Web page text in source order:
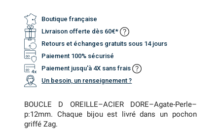
Boutique française
Livraison offerte dès 60€*
Retours et échanges gratuits sous 14 jours
Paiement 100% sécurisé
Paiement jusqu'à 4X sans frais
Un besoin, un renseignement ?
BOUCLE D OREILLE–ACIER DORE–Agate-Perle–
p:12mm. Chaque bijou est livré dans un pochon
griffé Zag.